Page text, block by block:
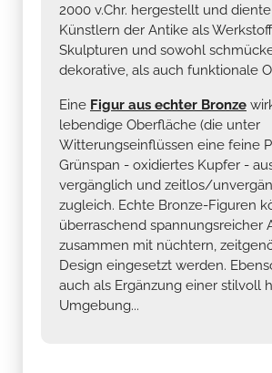
2000 v.Chr. hergestellt und
Künstlern der Antike als
Skulpturen und sowohl
dekorative, als auch funktionale
Eine Figur aus echter Bronze
lebendige Oberfläche (die unter
Witterungseinflüssen eine feine
Grünspan - oxidiertes Kupfer -
vergänglich und zeitlos/
zugleich. Echte Bronze-Figuren
überraschend spannungsreicher
zusammen mit nüchtern,
Design eingesetzt werden.
auch als Ergänzung einer stilvoll
Umgebung...